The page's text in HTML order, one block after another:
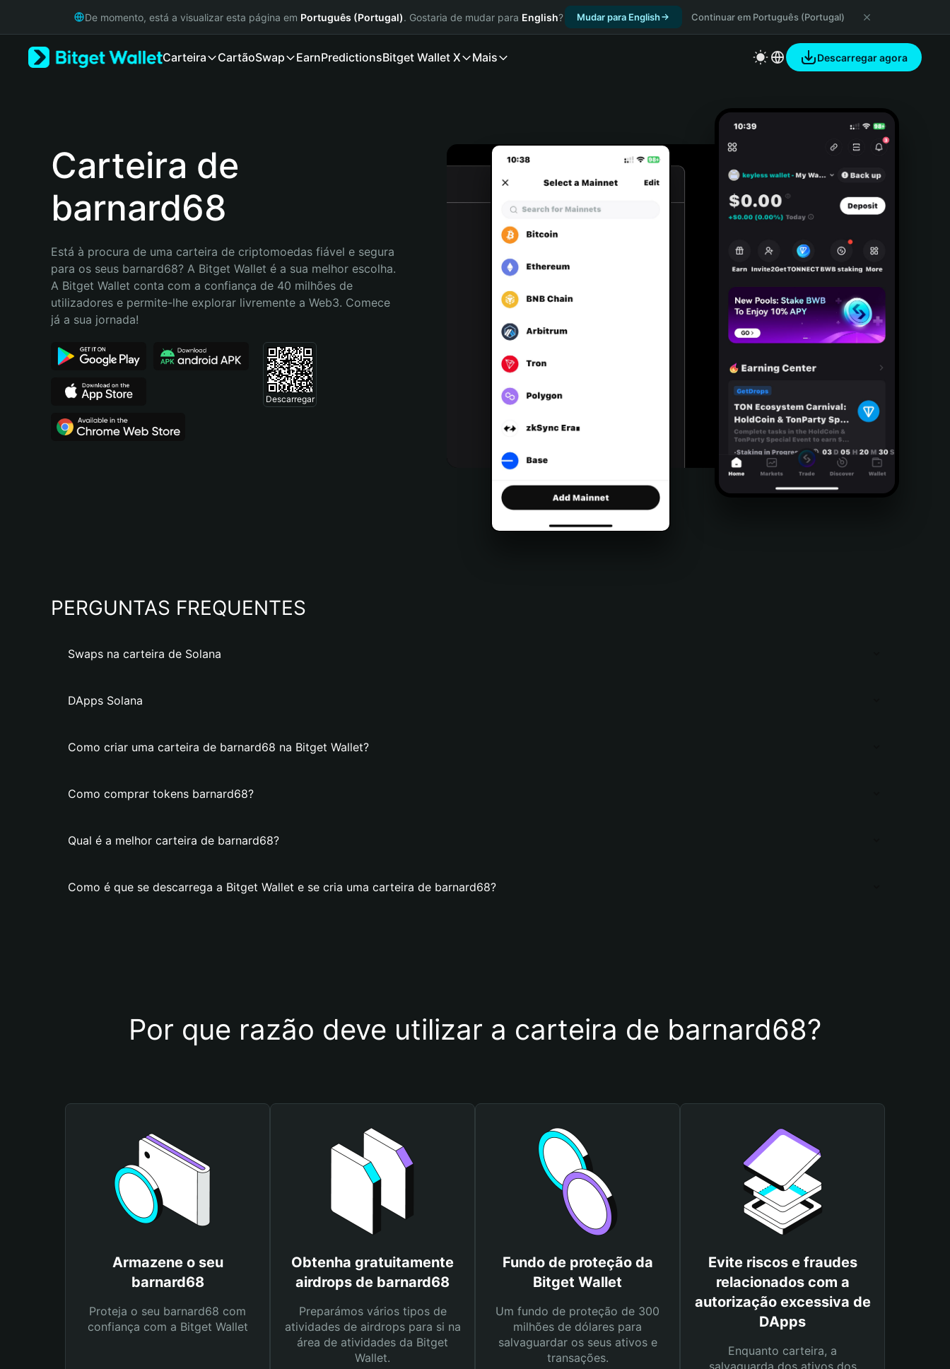
Русский
Português (Portugal)
Bahasa Indonesia
Português (Brasil)
Español (Argentina)
De momento, está a visualizar esta página em Português (Portugal). Gostaria de mudar para English? Mudar para English Continuar em Português (Portugal)
Carteira CartãoSwap EarnPredictionsBitget Wallet X Mais Descarregar agora
Carteira de
barnard68
Está à procura de uma carteira de criptomoedas fiável e segura
para os seus barnard68? A Bitget Wallet é a sua melhor escolha.
A Bitget Wallet conta com a confiança de 40 milhões de
utilizadores e permite-lhe explorar livremente a Web3. Comece
já a sua jornada!
Descarregar
PERGUNTAS FREQUENTES
Swaps na carteira de Solana
DApps Solana
Como criar uma carteira de barnard68 na Bitget Wallet?
Como comprar tokens barnard68?
Qual é a melhor carteira de barnard68?
Como é que se descarrega a Bitget Wallet e se cria uma carteira de barnard68?
Por que razão deve utilizar a carteira de barnard68?
Armazene o seu
barnard68
Proteja o seu barnard68 com
confiança com a Bitget Wallet
Obtenha gratuitamente
airdrops de barnard68
Preparámos vários tipos de
atividades de airdrops para si na
área de atividades da Bitget
Wallet.
Fundo de proteção da
Bitget Wallet
Um fundo de proteção de 300
milhões de dólares para
salvaguardar os seus ativos e
transações.
Evite riscos e fraudes
relacionados com a
autorização excessiva de
DApps
Enquanto carteira, a
salvaguarda dos ativos dos